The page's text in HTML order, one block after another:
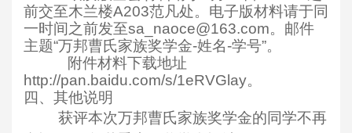
前交至木兰楼A203范凡处。电子版材料请于同
一时间之前发至sa_naoce@163.com。邮件
主题“万邦曹氏家族奖学金-姓名-学号”。
附件材料下载地址
http://pan.baidu.com/s/1eRVGlay。
四、其他说明
获评本次万邦曹氏家族奖学金的同学不再